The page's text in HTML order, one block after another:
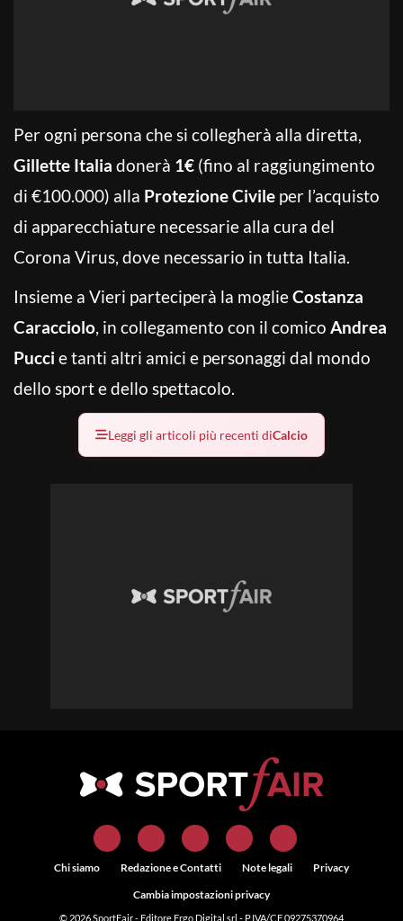
Per ogni persona che si collegherà alla diretta,
Gillette Italia donerà 1€ (fino al raggiungimento
di €100.000) alla Protezione Civile per l’acquisto
di apparecchiature necessarie alla cura del
Corona Virus, dove necessario in tutta Italia.
Insieme a Vieri parteciperà la moglieCostanza
Caracciolo, in collegamento con il comico Andrea
Pucci e tanti altri amici e personaggi dal mondo
dello sport e dello spettacolo.
Leggi gli articoli più recenti diCalcio
Chi siamo Redazione e Contatti Note legali
Privacy
Cambia impostazioni privacy
© 2026SportFair- Editore Ergo Digital srl - P.IVA/CF 09275370964